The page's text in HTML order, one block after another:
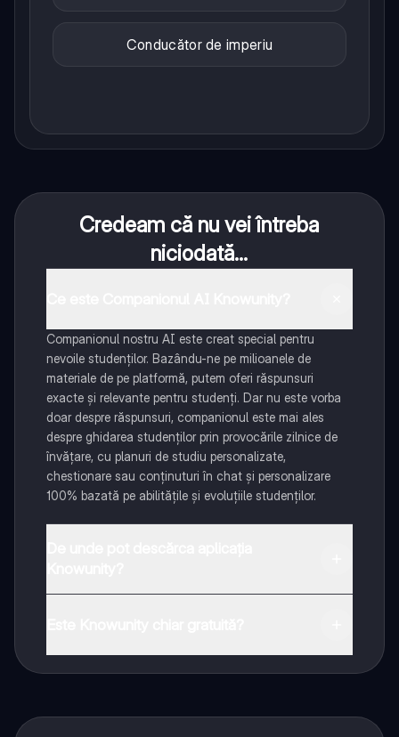
Conducător de imperiu
Credeam că nu vei întreba
niciodată...
Companionul nostru AI este creat special pentru
nevoile studenților. Bazându-ne pe milioanele de
materiale de pe platformă, putem oferi răspunsuri
exacte și relevante pentru studenți. Dar nu este vorba
doar despre răspunsuri, companionul este mai ales
despre ghidarea studenților prin provocările zilnice de
învățare, cu planuri de studiu personalizate,
chestionare sau conținuturi în chat și personalizare
100% bazată pe abilitățile și evoluțiile studenților.